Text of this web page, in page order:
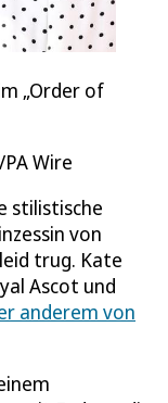
„Order of
Wire
stilistische
von
trug. Kate
Ascot und
anderem von